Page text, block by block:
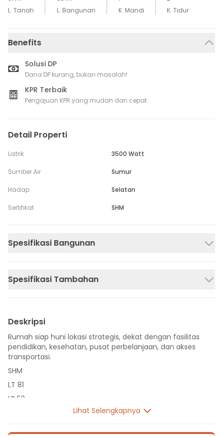
L. Tanah
L. Bangunan
K. Mandi
K. Tidur
Benefits
Solusi DP
Dana DP kurang, bukan masalah!
KPR Terbaik
Pengajuan KPR yang mudah dan cepat.
Detail Properti
Listrik 3500 Watt
Sumber Air Sumur
Hadap Selatan
Sertifikat SHM
Spesifikasi Bangunan
Spesifikasi Tambahan
Deskripsi
Rumah siap huni lokasi strategis, dekat dengan fasilitas
pendidikan, kesehatan, pusat perbelanjaan, dan akses
transportasi.
SHM
LT 81
LB 53
Lihat Selengkapnya